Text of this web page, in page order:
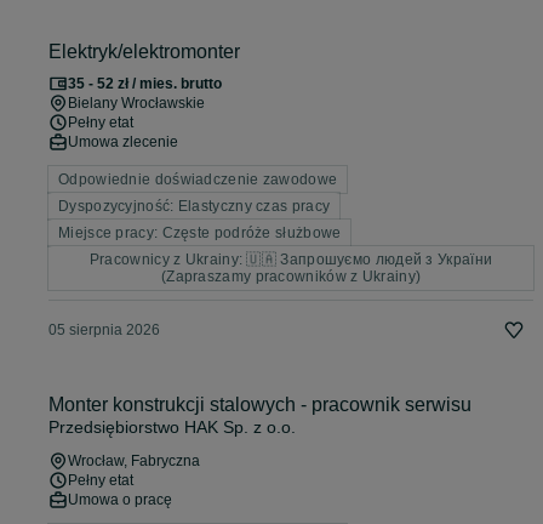
Elektryk/elektromonter
35 - 52 zł / mies. brutto
Bielany Wrocławskie
Pełny etat
Umowa zlecenie
Odpowiednie doświadczenie zawodowe
Dyspozycyjność: Elastyczny czas pracy
Miejsce pracy: Częste podróże służbowe
Pracownicy z Ukrainy: 🇺🇦 Запрошуємо людей з України
(Zapraszamy pracowników z Ukrainy)
05 sierpnia 2026
Monter konstrukcji stalowych - pracownik serwisu
Przedsiębiorstwo HAK Sp. z o.o.
Wrocław, Fabryczna
Pełny etat
Umowa o pracę